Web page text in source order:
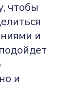
чтобы
и
и